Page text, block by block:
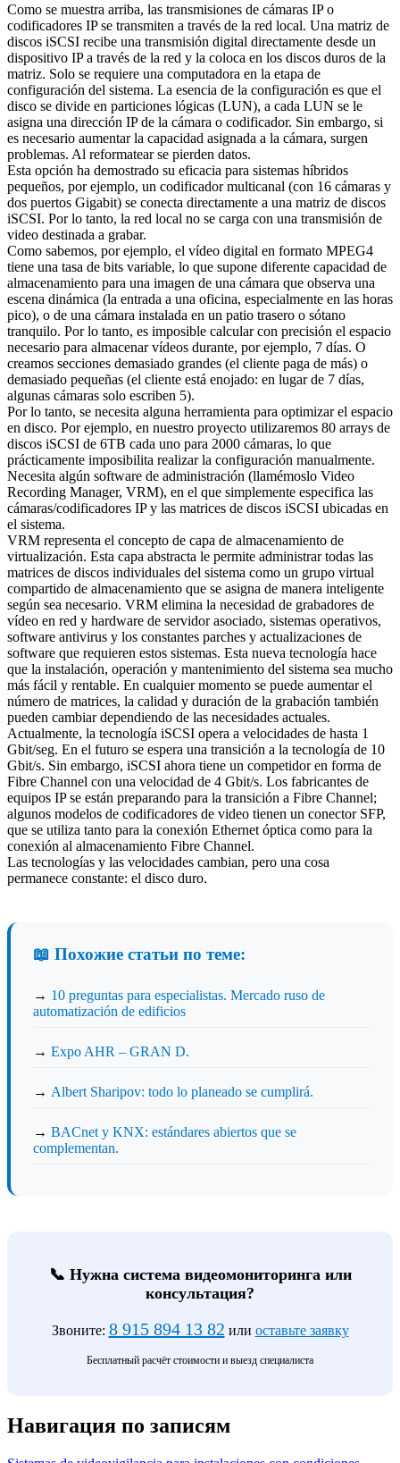
Como se muestra arriba, las transmisiones de cámaras IP o
codificadores IP se transmiten a través de la red local. Una matriz de
discos iSCSI recibe una transmisión digital directamente desde un
dispositivo IP a través de la red y la coloca en los discos duros de la
matriz. Solo se requiere una computadora en la etapa de
configuración del sistema. La esencia de la configuración es que el
disco se divide en particiones lógicas (LUN), a cada LUN se le
asigna una dirección IP de la cámara o codificador. Sin embargo, si
es necesario aumentar la capacidad asignada a la cámara, surgen
problemas. Al reformatear se pierden datos.
Esta opción ha demostrado su eficacia para sistemas híbridos
pequeños, por ejemplo, un codificador multicanal (con 16 cámaras y
dos puertos Gigabit) se conecta directamente a una matriz de discos
iSCSI. Por lo tanto, la red local no se carga con una transmisión de
video destinada a grabar.
Como sabemos, por ejemplo, el vídeo digital en formato MPEG4
tiene una tasa de bits variable, lo que supone diferente capacidad de
almacenamiento para una imagen de una cámara que observa una
escena dinámica (la entrada a una oficina, especialmente en las horas
pico), o de una cámara instalada en un patio trasero o sótano
tranquilo. Por lo tanto, es imposible calcular con precisión el espacio
necesario para almacenar vídeos durante, por ejemplo, 7 días. O
creamos secciones demasiado grandes (el cliente paga de más) o
demasiado pequeñas (el cliente está enojado: en lugar de 7 días,
algunas cámaras solo escriben 5).
Por lo tanto, se necesita alguna herramienta para optimizar el espacio
en disco. Por ejemplo, en nuestro proyecto utilizaremos 80 arrays de
discos iSCSI de 6TB cada uno para 2000 cámaras, lo que
prácticamente imposibilita realizar la configuración manualmente.
Necesita algún software de administración (llamémoslo Video
Recording Manager, VRM), en el que simplemente especifica las
cámaras/codificadores IP y las matrices de discos iSCSI ubicadas en
el sistema.
VRM representa el concepto de capa de almacenamiento de
virtualización. Esta capa abstracta le permite administrar todas las
matrices de discos individuales del sistema como un grupo virtual
compartido de almacenamiento que se asigna de manera inteligente
según sea necesario. VRM elimina la necesidad de grabadores de
vídeo en red y hardware de servidor asociado, sistemas operativos,
software antivirus y los constantes parches y actualizaciones de
software que requieren estos sistemas. Esta nueva tecnología hace
que la instalación, operación y mantenimiento del sistema sea mucho
más fácil y rentable. En cualquier momento se puede aumentar el
número de matrices, la calidad y duración de la grabación también
pueden cambiar dependiendo de las necesidades actuales.
Actualmente, la tecnología iSCSI opera a velocidades de hasta 1
Gbit/seg. En el futuro se espera una transición a la tecnología de 10
Gbit/s. Sin embargo, iSCSI ahora tiene un competidor en forma de
Fibre Channel con una velocidad de 4 Gbit/s. Los fabricantes de
equipos IP se están preparando para la transición a Fibre Channel;
algunos modelos de codificadores de video tienen un conector SFP,
que se utiliza tanto para la conexión Ethernet óptica como para la
conexión al almacenamiento Fibre Channel.
Las tecnologías y las velocidades cambian, pero una cosa
permanece constante: el disco duro.
📖 Похожие статьи по теме:
→ 10 preguntas para especialistas. Mercado ruso de
automatización de edificios
→ Expo AHR – GRAN D.
→ Albert Sharipov: todo lo planeado se cumplirá.
→ BACnet y KNX: estándares abiertos que se
complementan.
📞 Нужна система видеомониторинга или
консультация?
Звоните: 8 915 894 13 82 или оставьте заявку
Бесплатный расчёт стоимости и выезд специалиста
Навигация по записям